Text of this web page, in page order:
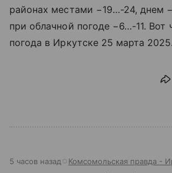
районах местами −19…-24, днем
при облачной погоде −6…-11. Вот
погода в Иркутске 25 марта 2025.
5 часов назад Комсомольская правда -